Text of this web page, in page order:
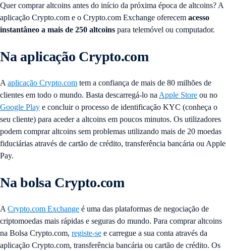
Quer comprar altcoins antes do início da próxima época de altcoins? A
aplicação Crypto.com e o Crypto.com Exchange oferecem acesso
instantâneo a mais de 250 altcoins para telemóvel ou computador.
Na aplicação Crypto.com
A aplicação Crypto.com tem a confiança de mais de 80 milhões de
clientes em todo o mundo. Basta descarregá-lo na Apple Store ou no
Google Play e concluir o processo de identificação KYC (conheça o
seu cliente) para aceder a altcoins em poucos minutos. Os utilizadores
podem comprar altcoins sem problemas utilizando mais de 20 moedas
fiduciárias através de cartão de crédito, transferência bancária ou Apple
Pay.
Na bolsa Crypto.com
A Crypto.com Exchange é uma das plataformas de negociação de
criptomoedas mais rápidas e seguras do mundo. Para comprar altcoins
na Bolsa Crypto.com, registe-se e carregue a sua conta através da
aplicação Crypto.com, transferência bancária ou cartão de crédito. Os